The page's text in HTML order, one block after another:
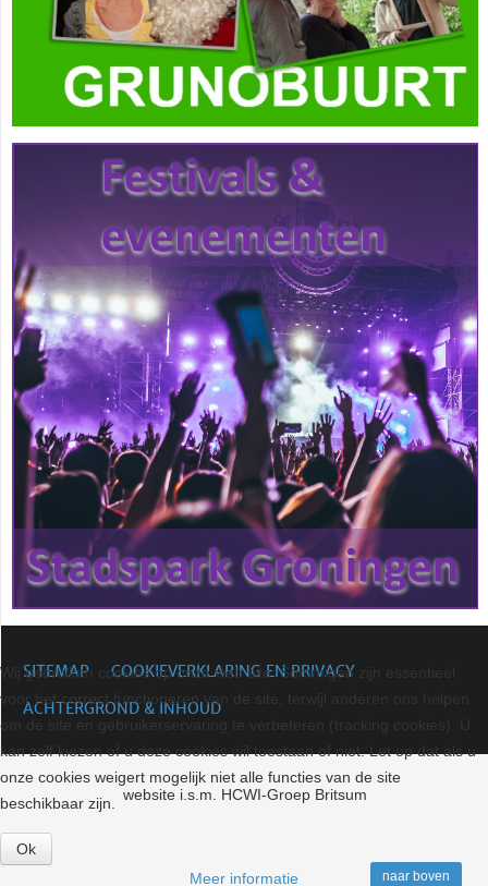
SITEMAP
COOKIEVERKLARING EN PRIVACY
ACHTERGROND & INHOUD
website i.s.m. HCWI-Groep Britsum
naar boven
Wij gebruiken cookies op onze web site. Sommigen zijn essentieel
voor het correct functioneren van de site, terwijl anderen ons helpen
om de site en gebruikerservaring te verbeteren (tracking cookies). U
kan zelf kiezen of u deze cookies wil toestaan of niet. Let op dat als u
onze cookies weigert mogelijk niet alle functies van de site
beschikbaar zijn.
Ok
Meer informatie